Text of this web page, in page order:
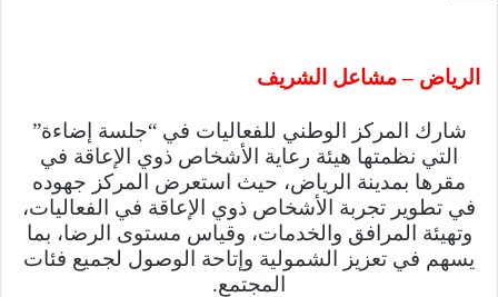
الرياض – مشاعل الشريف
شارك المركز الوطني للفعاليات في “جلسة إضاءة”
التي نظمتها هيئة رعاية الأشخاص ذوي الإعاقة في
مقرها بمدينة الرياض، حيث استعرض المركز جهوده
في تطوير تجربة الأشخاص ذوي الإعاقة في الفعاليات،
وتهيئة المرافق والخدمات، وقياس مستوى الرضا، بما
يسهم في تعزيز الشمولية وإتاحة الوصول لجميع فئات
المجتمع.